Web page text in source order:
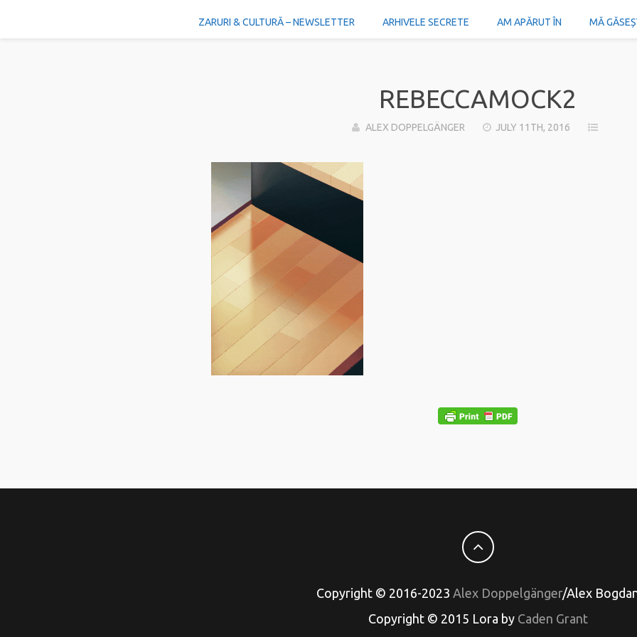
ZARURI & CULTURĂ – NEWSLETTER ARHIVELE SECRETE AM APĂRUT ÎN MĂ
REBECCAMOCK2
ALEX DOPPELGÄNGER JULY 11TH, 2016
Copyright © 2016-2023 Alex Doppelgänger/Alex
Copyright © 2015 Lora by Caden Grant